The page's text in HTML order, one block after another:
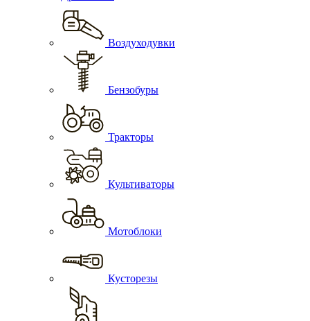
Воздуходувки
Бензобуры
Тракторы
Культиваторы
Мотоблоки
Кусторезы